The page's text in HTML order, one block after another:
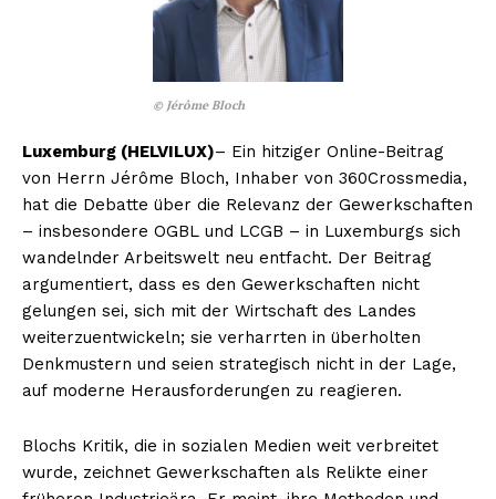
© Jérôme Bloch
Luxemburg (HELVILUX)– Ein hitziger Online-Beitrag
von Herrn Jérôme Bloch, Inhaber von 360Crossmedia,
hat die Debatte über die Relevanz der Gewerkschaften
– insbesondere OGBL und LCGB – in Luxemburgs sich
wandelnder Arbeitswelt neu entfacht. Der Beitrag
argumentiert, dass es den Gewerkschaften nicht
gelungen sei, sich mit der Wirtschaft des Landes
weiterzuentwickeln; sie verharrten in überholten
Denkmustern und seien strategisch nicht in der Lage,
auf moderne Herausforderungen zu reagieren.
Blochs Kritik, die in sozialen Medien weit verbreitet
wurde, zeichnet Gewerkschaften als Relikte einer